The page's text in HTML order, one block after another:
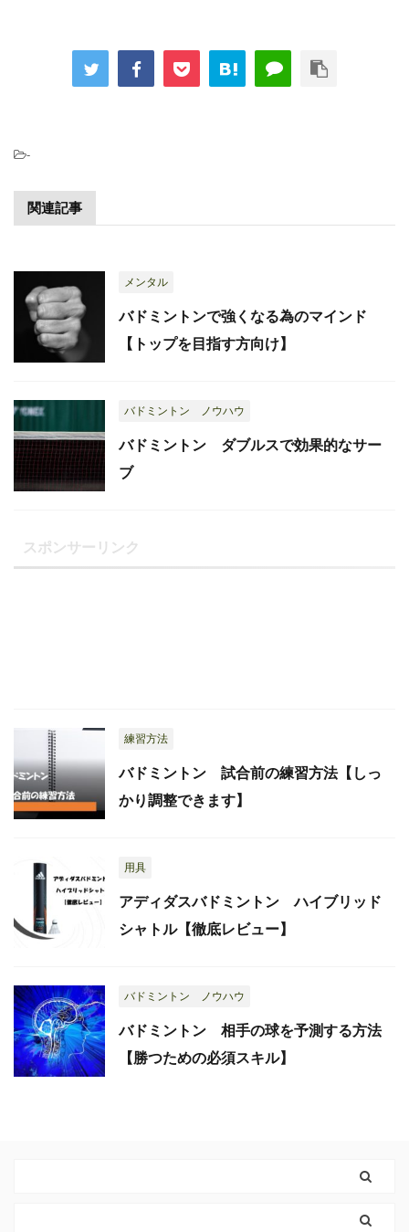
-
関連記事
メンタル
バドミントンで強くなる為のマインド
【トップを目指す方向け】
バドミントン ノウハウ
バドミントン ダブルスで効果的なサー
ブ
スポンサーリンク
練習方法
バドミントン 試合前の練習方法【しっ
かり調整できます】
用具
アディダスバドミントン ハイブリッド
シャトル【徹底レビュー】
バドミントン ノウハウ
バドミントン 相手の球を予測する方法
【勝つための必須スキル】